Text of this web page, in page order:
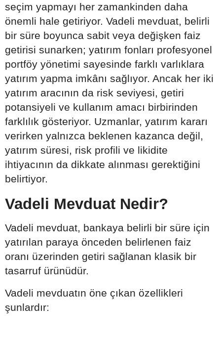
seçim yapmayı her zamankinden daha
önemli hale getiriyor. Vadeli mevduat, belirli
bir süre boyunca sabit veya değişken faiz
getirisi sunarken; yatırım fonları profesyonel
portföy yönetimi sayesinde farklı varlıklara
yatırım yapma imkânı sağlıyor. Ancak her iki
yatırım aracının da risk seviyesi, getiri
potansiyeli ve kullanım amacı birbirinden
farklılık gösteriyor. Uzmanlar, yatırım kararı
verirken yalnızca beklenen kazanca değil,
yatırım süresi, risk profili ve likidite
ihtiyacının da dikkate alınması gerektiğini
belirtiyor.
Vadeli Mevduat Nedir?
Vadeli mevduat, bankaya belirli bir süre için
yatırılan paraya önceden belirlenen faiz
oranı üzerinden getiri sağlanan klasik bir
tasarruf ürünüdür.
Vadeli mevduatın öne çıkan özellikleri
şunlardır: